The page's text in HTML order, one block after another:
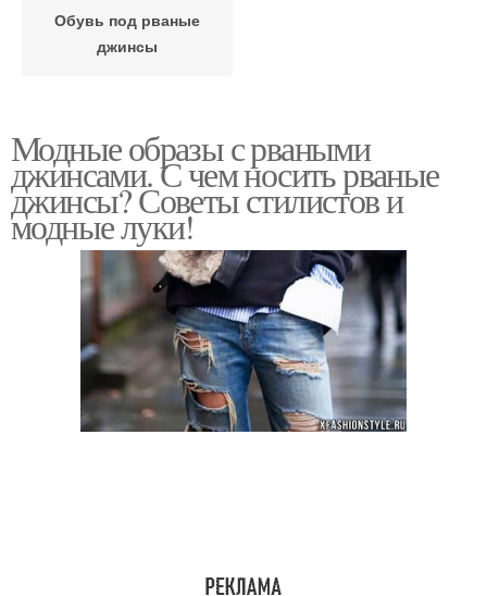
Обувь под рваные
джинсы
Модные образы с рваными
джинсами. С чем носить рваные
джинсы? Советы стилистов и
модные луки!